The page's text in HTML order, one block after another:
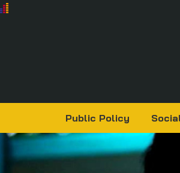
Public Policy